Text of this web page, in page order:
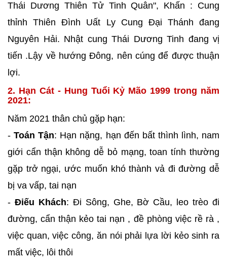
Thái Dương Thiên Tử Tinh Quân", Khấn : Cung
thỉnh Thiên Đình Uất Ly Cung Đại Thánh đang
Nguyên Hải. Nhật cung Thái Dương Tinh đang vị
tiến .Lậy về hướng Đông, nên cúng để được thuận
lợi.
2. Hạn Cát - Hung Tuổi Kỷ Mão 1999 trong năm
2021:
Năm 2021 thân chủ gặp hạn:
-Toán Tận: Hạn nặng, hạn đến bất thình lình, nam
giới cẩn thận không dễ bỏ mạng, toan tính thường
gặp trở ngại, ước muốn khó thành vả đi đường dễ
bị va vấp, tai nạn
- Điếu Khách: Đi Sông, Ghe, Bờ Cầu, leo trèo đi
đường, cẩn thận kẻo tai nạn , đề phòng việc rề rà ,
việc quan, việc công, ăn nói phải lựa lời kẻo sinh ra
mất việc, lôi thôi